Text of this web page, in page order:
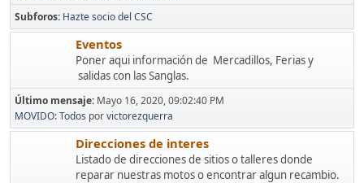
Subforos Hazte socio del CSC
Eventos
Poner aqui información de Mercadillos, Ferias y
salidas con las Sanglas.
Último mensaje: Mayo 16, 2020, 09:02:40 PM
MOVIDO: Todos porvictorezquerra
Direcciones de interes
Listado de direcciones de sitios o talleres donde
reparar nuestras motos o encontrar algun recambio.